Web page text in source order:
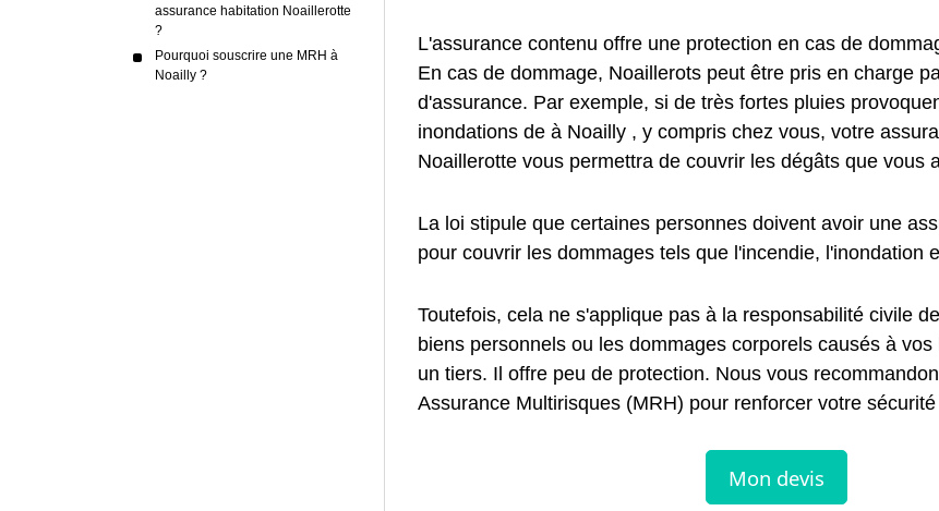
assurance habitation Noaillerotte
?
Pourquoi souscrire une MRH à
Noailly ?
L'assurance contenu offre une protection en cas de
En cas de dommage, Noaillerots peut être pris en charge
d'assurance. Par exemple, si de très fortes pluies
inondations de à Noailly , y compris chez vous, votre
Noaillerotte vous permettra de couvrir les dégâts que vous
La loi stipule que certaines personnes doivent avoir une
pour couvrir les dommages tels que l'incendie, l'inondation
Toutefois, cela ne s'applique pas à la responsabilité civile
biens personnels ou les dommages corporels causés à
un tiers. Il offre peu de protection. Nous vous
Assurance Multirisques (MRH) pour renforcer votre